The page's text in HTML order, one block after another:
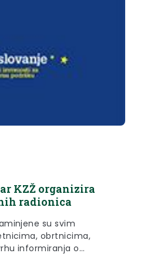
KZŽ organizira
radionica
su svim
obrtnicima,
informiranja o